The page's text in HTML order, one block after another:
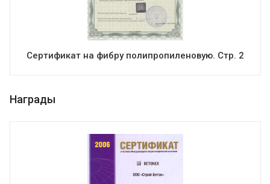
Сертификат на фибру полипропиленовую. Стр. 2
Награды